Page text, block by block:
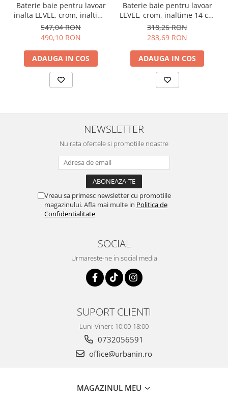
Baterie baie pentru lavoar
inalta LEVEL, crom, inaltime
25 cm - CASA BLANCA
547,04 RON
490,10 RON
ADAUGA IN COS
Baterie baie pentru lavoar
LEVEL, crom, inaltime 14 cm
- CASA BLANCA
318,26 RON
283,69 RON
ADAUGA IN COS
NEWSLETTER
Nu rata ofertele si promotiile noastre
Vreau sa primesc newsletter cu promotiile
magazinului. Afla mai multe in Politica de
Confidentialitate
SOCIAL
Urmareste-ne in social media
SUPORT CLIENTI
Luni-Vineri: 10:00-18:00
0732056591
office@urbanin.ro
MAGAZINUL MEU